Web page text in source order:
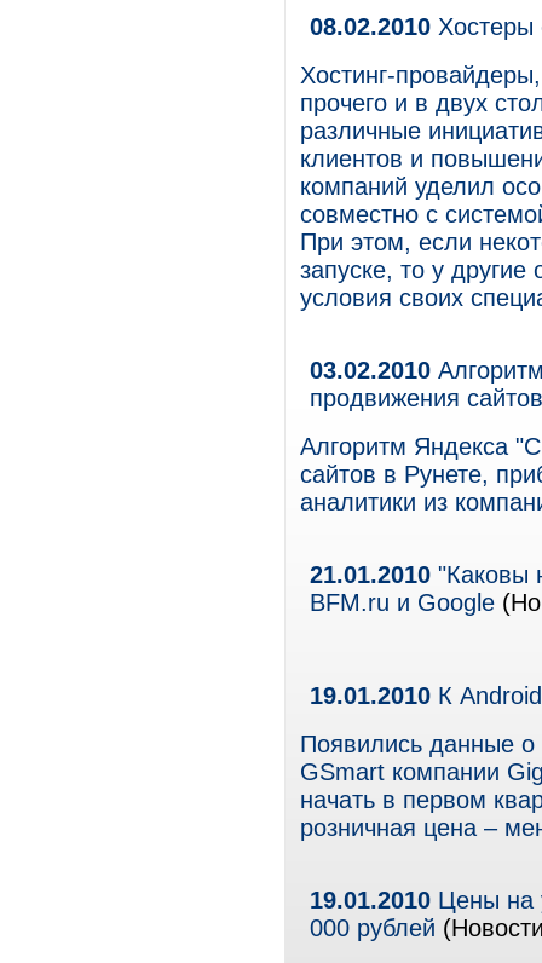
08.02.2010 Хостеры
Хостинг-
прочего и в двух
различные
клиентов и
компаний уделил
совместно с
При этом, если
запуске, то у
условия своих
03.02.2010
продвижения
Алгоритм Яндекса
сайтов в Рунете,
аналитики из
21.01.2010 "Каковы
BFM.ru и Google
19.01.2010 К
Появились данные о
GSmart компании
начать в первом
розничная цена –
19.01.2010 Цены на
000 рублей